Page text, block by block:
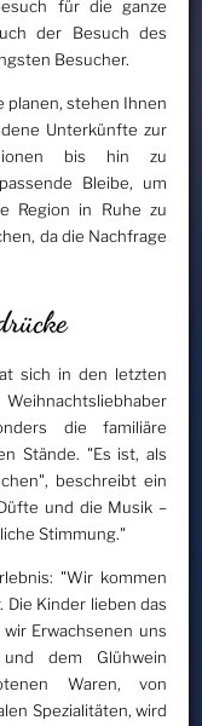
für die ganze
der Besuch des
Besucher.
planen, stehen Ihnen
Unterkünfte zur
bis hin zu
Bleibe, um
Region in Ruhe zu
da die Nachfrage
sich in den letzten
die familiäre
Stände. "Es ist, als
beschreibt ein
und die Musik –
Stimmung."
"Wir kommen
Die Kinder lieben das
Erwachsenen uns
dem Glühwein
Waren, von
Spezialitäten, wird